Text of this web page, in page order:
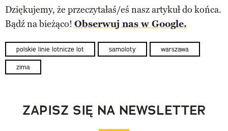
Dziękujemy, że przeczytałaś/eś nasz artykuł do końca.
Bądź na bieżąco! Obserwuj nas w Google.
polskie linie lotnicze lot samoloty warszawa
zima
ZAPISZ SIĘ NA NEWSLETTER